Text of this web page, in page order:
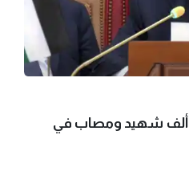
الرئيس الفلسطيني: 120 ألف شهيد ومصاب في